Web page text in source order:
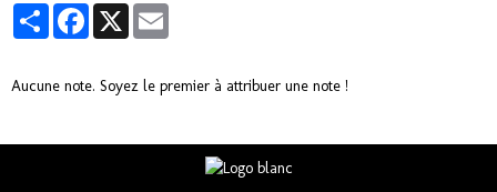
PartagerFacebook
X
Aucune note. Soyez le premier à attribuer une note !